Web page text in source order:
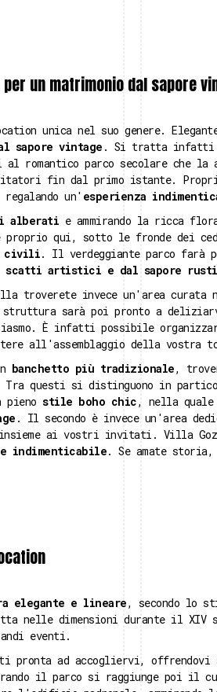
un matrimonio dal sapore
unica nel suo genere.
sapore vintage . Si tratta infatti
al romantico parco secolare che
fin dal primo istante.
un' esperienza
alberati e ammirando la ricca
è proprio qui, sotto le fronde
civili. Il verdeggiante parco farà
scatti artistici e dal sapore
troverete invece un'area
sarà poi pronto a
È infatti possibile
all'assemblaggio della vostra
banchetto più tradizionale,
questi si distinguono in
pieno stile boho chic, nella quale
. Il secondo è invece un'area
insieme ai vostri invitati. Villa
indimenticabile. Se amate
elegante e lineare, secondo lo
nelle dimensioni durante il XIV
eventi.
ad accogliervi, offrendovi
il parco si raggiunge poi il